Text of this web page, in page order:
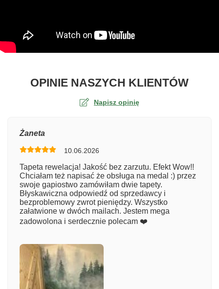
OPINIE NASZYCH KLIENTÓWO
Napisz opinię
Numer zamówienia
Imię
Żaneta
10.06.2026
Tapeta rewelacja! Jakość bez zarzutu. Efekt Wow!!
Chciałam też napisać że obsługa na medal :) przez
swoje gapiostwo zamówiłam dwie tapety.
Błyskawiczna odpowiedź od sprzedawcy i
bezproblemowy zwrot pieniędzy. Wszystko
załatwione w dwóch mailach. Jestem mega
zadowolona i serdecznie polecam ❤️